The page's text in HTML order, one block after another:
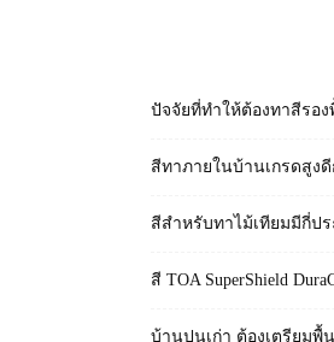
ปัจจัยที่ทำให้ต้องทาสีรอ
สีทาภายในบ้านเกรดสูงดี
สีสำหรับทาไม้เทียมมีกี่ป
สี TOA SuperShield
บ้านปูนเก่า ต้องเตรียมพื้